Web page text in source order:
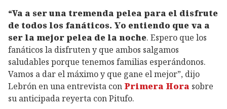
“Va a ser una tremenda pelea para el disfrute
de todos los fanáticos. Yo entiendo que va a
ser la mejor pelea de la noche. Espero que los
fanáticos la disfruten y que ambos salgamos
saludables porque tenemos familias esperándonos.
Vamos a dar el máximo y que gane el mejor”, dijo
Lebrón en una entrevista con Primera Hora sobre
su anticipada reyerta con Pitufo.